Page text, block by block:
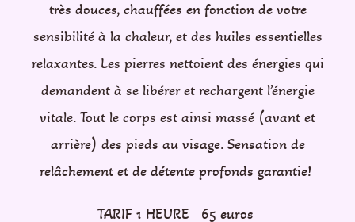
très douces, chauffées en fonction de votre
sensibilité à la chaleur, et des huiles essentielles
relaxantes. Les pierres nettoient des énergies qui
demandent à se libérer et rechargent l’énergie
vitale. Tout le corps est ainsi massé (avant et
arrière) des pieds au visage. Sensation de
relâchement et de détente profonds garantie!
TARIF 1 HEURE 65 euros